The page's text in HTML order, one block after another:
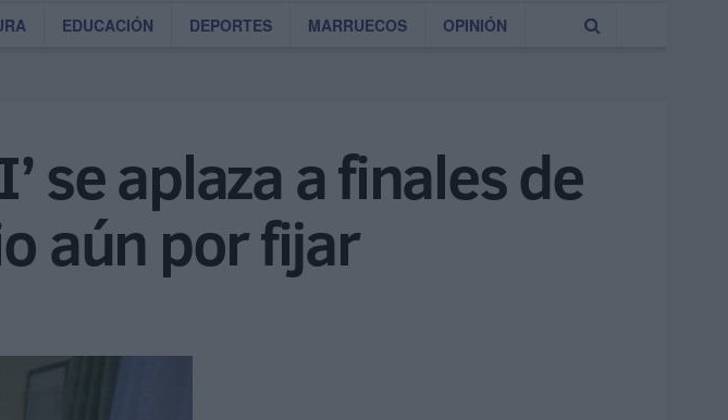
EDUCACIÓN DEPORTES MARRUECOS OPINIÓN
se aplaza a finales de
aún por fijar